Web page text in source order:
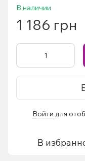
В наличии
1 186 грн
Войти для
В